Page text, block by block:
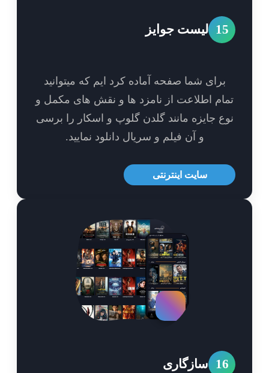
لیست جوایز
برای شما صفحه آماده کرد ایم که میتوانید
اطلاعت از نامزد ها و نقش های مکمل و
جایزه مانند گلدن گلوپ و اسکار را برسی
و آن فیلم و سریال دانلود نمایید.
سایت اینترنتی
سازگاری